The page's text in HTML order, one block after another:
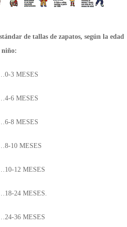
de tallas de zapatos, según la edad
niño:
3 MESES
6 MESES
8 MESES
10 MESES
12 MESES
24 MESES.
36 MESES